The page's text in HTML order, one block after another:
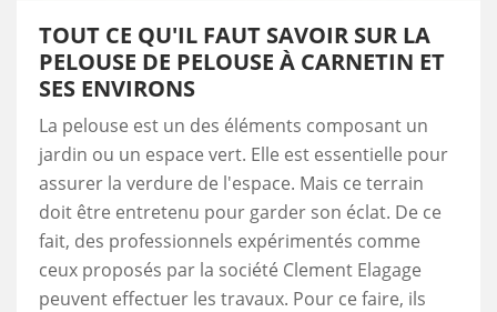
TOUT CE QU'IL FAUT SAVOIR SUR LA
PELOUSE DE PELOUSE À CARNETIN ET
SES ENVIRONS
La pelouse est un des éléments composant un
jardin ou un espace vert. Elle est essentielle pour
assurer la verdure de l'espace. Mais ce terrain
doit être entretenu pour garder son éclat. De ce
fait, des professionnels expérimentés comme
ceux proposés par la société Clement Elagage
peuvent effectuer les travaux. Pour ce faire, ils